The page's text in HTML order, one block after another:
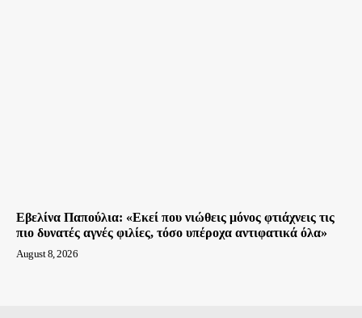
Εβελίνα Παπούλια: «Εκεί που νιώθεις μόνος φτιάχνεις τις
πιο δυνατές αγνές φιλίες, τόσο υπέροχα αντιφατικά όλα»
August 8, 2026